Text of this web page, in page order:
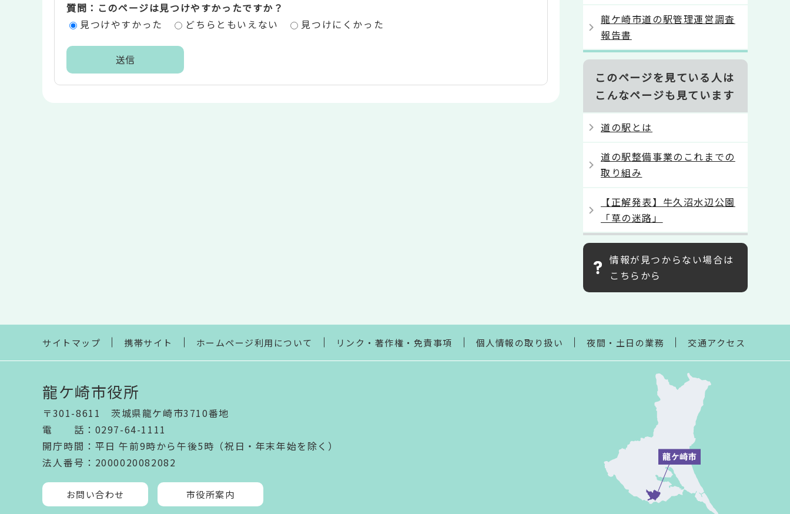
エ質問：このページは見つけやすかったですか？
見つけやすかった
どちらともいえない 見つけにくかった
龍ケ崎市道の駅管理運営調査
報告書
このページを見ている人は
こんなページも見ています
道の駅とは
道の駅整備事業のこれまでの
取り組み
【正解発表】牛久沼水辺公園
「草の迷路」
情報が見つからない場合は
こちらから
サイトマップ 携帯サイト ホームページ利用について リンク・著作権・免責事項 個人情報の取り扱い 夜間・土日の業務 交通アクセス
龍ケ崎市役所
〒301-8611 茨城県龍ケ崎市3710番地
電話 ： 0297-64-1111
開庁時間 ： 平日 午前9時から午後5時（祝日・年末年始を除く）
法人番号 ：2000020082082
お問い合わせ 市役所案内